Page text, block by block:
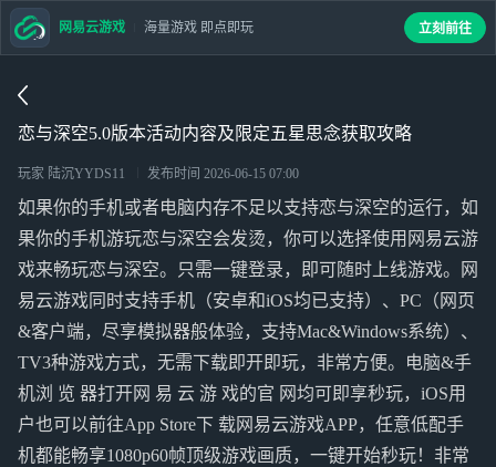
恋与深空5.0版本活动内容及限定五星思念获取攻略
玩家 陆沉YYDS11 发布时间 2026-06-15 07:00
如果你的手机或者电脑内存不足以支持恋与深空的运行，如
果你的手机游玩恋与深空会发烫，你可以选择使用网易云游
戏来畅玩恋与深空。只需一键登录，即可随时上线游戏。网
易云游戏同时支持手机（安卓和iOS均已支持）、PC（网页
&客户端，尽享模拟器般体验，支持Mac&Windows系统）、
TV3种游戏方式，无需下载即开即玩，非常方便。电脑&手
机浏 览 器打开网 易 云 游 戏的官 网均可即享秒玩，iOS用
户也可以前往App Store下 载网易云游戏APP，任意低配手
机都能畅享1080p60帧顶级游戏画质，一键开始秒玩！非常
网易云游戏 海量游戏 即点即玩 立刻前往